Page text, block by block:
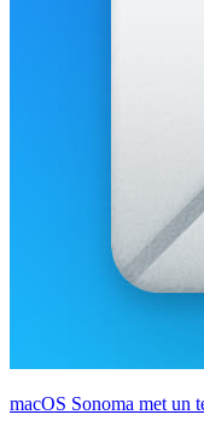
macOS Sonoma met un